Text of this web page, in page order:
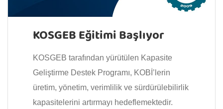
KOSGEB Eğitimi Başlıyor
KOSGEB tarafından yürütülen Kapasite
Geliştirme Destek Programı, KOBİ’lerin
üretim, yönetim, verimlilik ve sürdürülebilirlik
kapasitelerini artırmayı hedeflemektedir.